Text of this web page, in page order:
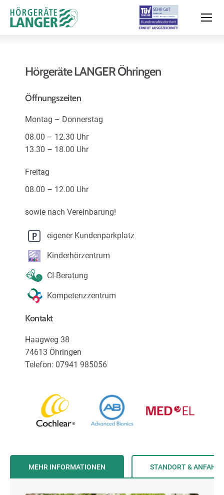
Hörtest
Filialen und Termin
Über uns
Hörgeräte LANGER Öhringen
Öffnungszeiten
Montag – Donnerstag
08.00 – 12.30 Uhr
13.30 – 18.00 Uhr
Freitag
08.00 – 12.00 Uhr
sowie nach Vereinbarung!
eigener Kundenparkplatz
Kinderhörzentrum
CI-Beratung
Kompetenzzentrum
Kontakt
Haagweg 38
74613 Öhringen
Telefon: 07941 985056
MEHR INFORMATIONEN STANDORT &